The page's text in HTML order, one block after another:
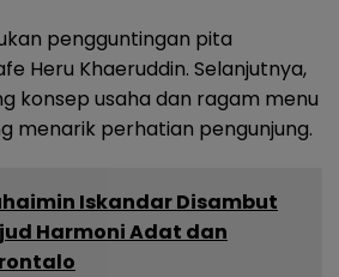
pengguntingan pita
Heru Khaeruddin. Selanjutnya,
konsep usaha dan ragam menu
menarik perhatian pengunjung.
Iskandar Disambut
Harmoni Adat dan